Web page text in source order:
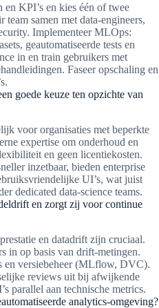
en KPI’s en kies één of twee
samen met data-engineers,
Implementeer MLOps:
geautomatiseerde tests en
in en train gebruikers met
Faseer opschaling en
goede keuze ten opzichte van
voor organisaties met beperkte
expertise om onderhoud en
en geen licentiekosten.
inzetbaar, bieden enterprise
UI’s, wat juist
dedicated data‑science teams.
en zorgt zij voor continue
en datadrift zijn cruciaal.
in op basis van drift-metingen.
en versiebeheer (MLflow, DVC).
reviews uit bij afwijkende
parallel aan technische metrics.
analytics-omgeving?